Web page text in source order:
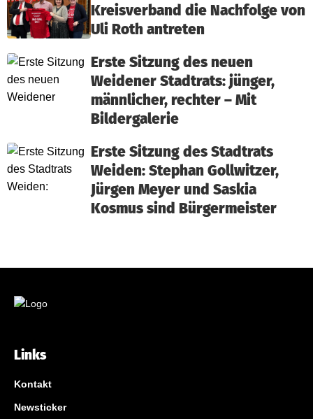
Kreisverband die Nachfolge von
Uli Roth antreten
Erste Sitzung des neuen
Weidener Stadtrats: jünger,
männlicher, rechter – Mit
Bildergalerie
Erste Sitzung des Stadtrats
Weiden: Stephan Gollwitzer,
Jürgen Meyer und Saskia
Kosmus sind Bürgermeister
Links
Kontakt
Newsticker